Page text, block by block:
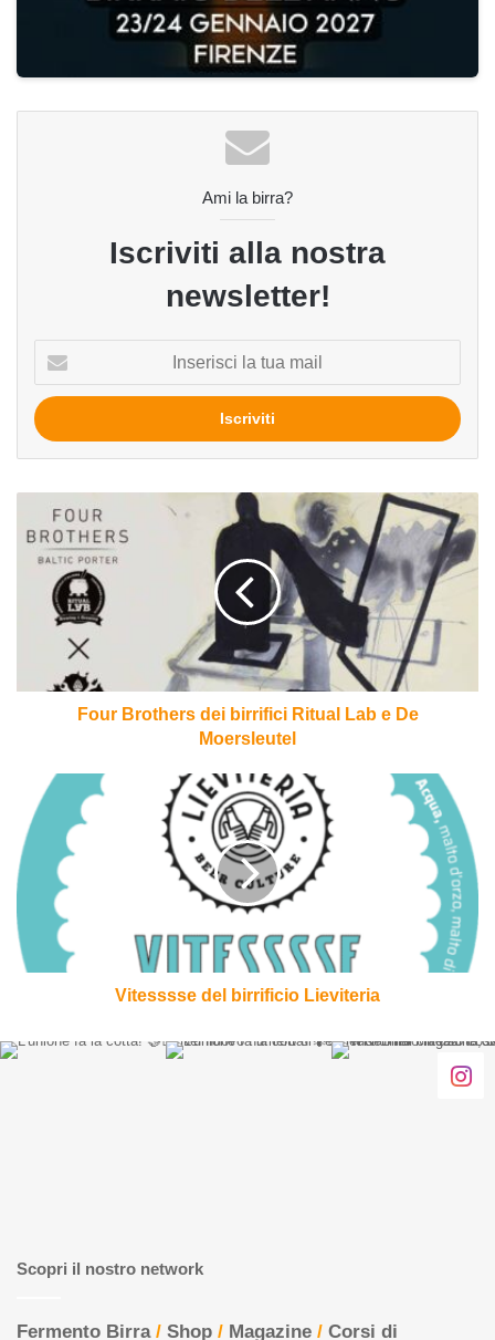
Ami la birra?
Iscriviti alla nostra
newsletter!
tua
mail
Brothers
Moersleutel
Four Brothers dei birrifici Ritual Lab e De
Moersleutel
Vitesssse
birrificio
Lieviteria
Vitesssse del birrificio Lieviteria
Scopri il nostro network
Fermento Birra/ Shop / Magazine / Corsi di